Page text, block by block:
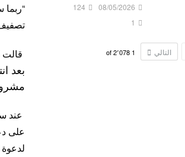
“ربما
قالت
بعد
عند
08/05/2026
124
1
التالي 1 2٬078